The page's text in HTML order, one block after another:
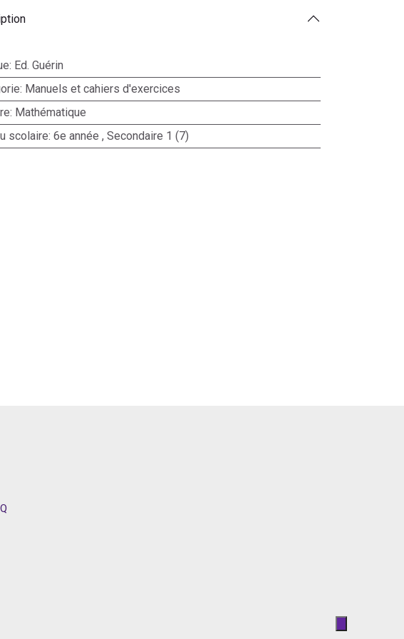
: Ed. Guérin
: Manuels et cahiers d'exercices
: Mathématique
scolaire: 6e année , Secondaire 1 (7)